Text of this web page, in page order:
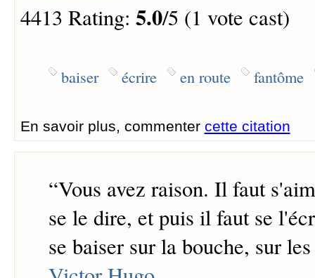
4413 Rating: 5.0/5 (1 vote cast)
baiser écrire en route fantôme
En savoir plus, commenter cette citation
“Vous avez raison. Il faut
se le dire, et puis il faut se
se baiser sur la bouche, sur